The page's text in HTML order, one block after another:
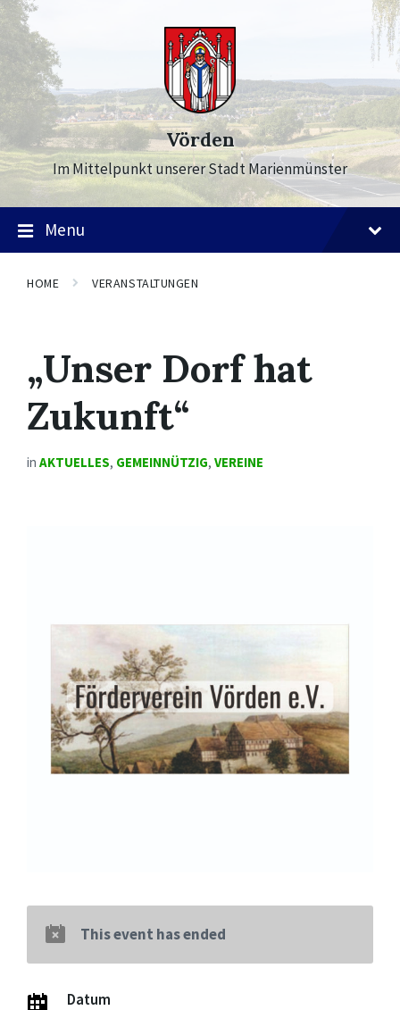
Skip
to
content
Skip
to
main
navigation
Skip
to
footer
Vörden
Im Mittelpunkt unserer Stadt Marienmünster
Menu
HOME VERANSTALTUNGEN
„Unser Dorf hat
Zukunft“
in AKTUELLES, GEMEINNÜTZIG, VEREINE
This event has ended
Datum